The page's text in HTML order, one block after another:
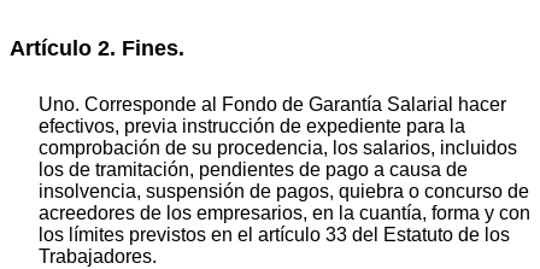
Artículo 2. Fines.
Uno. Corresponde al Fondo de Garantía Salarial hacer
efectivos, previa instrucción de expediente para la
comprobación de su procedencia, los salarios, incluidos
los de tramitación, pendientes de pago a causa de
insolvencia, suspensión de pagos, quiebra o concurso de
acreedores de los empresarios, en la cuantía, forma y con
los límites previstos en el artículo 33 del Estatuto de los
Trabajadores.